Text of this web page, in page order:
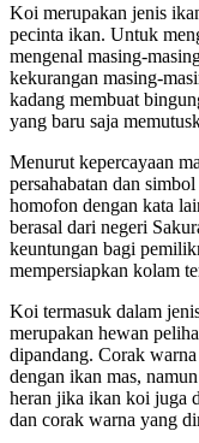
Koi merupakan jenis
pecinta ikan. Untuk
mengenal masing-
kekurangan masing-
kadang membuat
yang baru saja
Menurut kepercayaan
persahabatan dan
homofon dengan kata
berasal dari negeri
keuntungan bagi
mempersiapkan kolam
Koi termasuk dalam
merupakan hewan
dipandang. Corak
dengan ikan mas,
heran jika ikan koi juga
dan corak warna yang